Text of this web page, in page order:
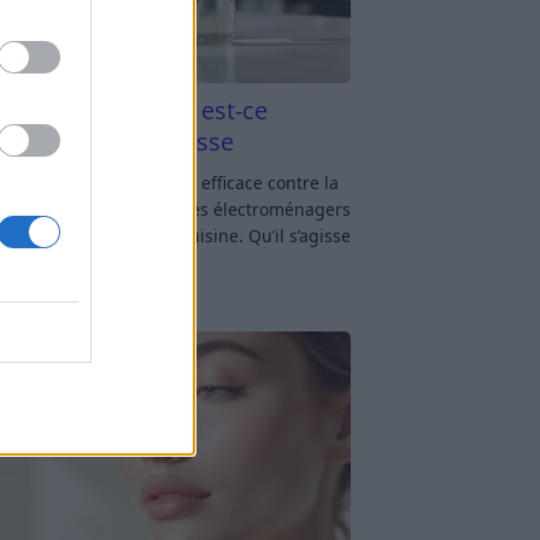
blanc et four est-ce
contre la graisse
blanc et four : est-ce efficace contre la
? Le four fait partie des électroménagers
sollicités dans une cuisine. Qu’il s’agisse